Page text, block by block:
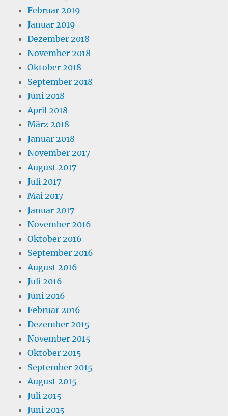
Februar 2019
Januar 2019
Dezember 2018
November 2018
Oktober 2018
September 2018
Juni 2018
April 2018
März 2018
Januar 2018
November 2017
August 2017
Juli 2017
Mai 2017
Januar 2017
November 2016
Oktober 2016
September 2016
August 2016
Juli 2016
Juni 2016
Februar 2016
Dezember 2015
November 2015
Oktober 2015
September 2015
August 2015
Juli 2015
Juni 2015